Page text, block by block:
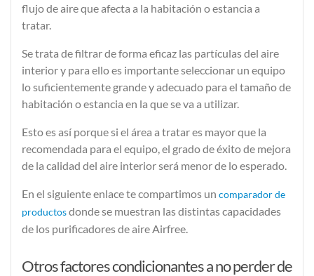
flujo de aireque afecta a la habitación o estancia a
tratar.
Se trata de filtrar de forma eficaz las partículas del aire
interior y para ello es importante seleccionar un equipo
lo suficientemente grande y adecuado para el tamaño de
habitación o estancia en la que se va a utilizar.
Esto es así porque si el área a tratar es mayor que la
recomendada para el equipo, el grado de éxito de mejora
de la calidad del aire interior será menor de lo esperado.
En el siguiente enlace te compartimos un comparador de
productosdonde se muestran las distintas capacidades
de los purificadores de aire Airfree.
Otros factores condicionantes a no perder de